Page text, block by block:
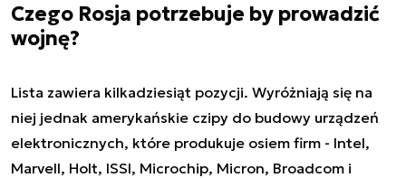
Czego Rosja potrzebuje by prowadzić
wojnę?
Lista zawiera kilkadziesiąt pozycji. Wyróżniają się na
niej jednak amerykańskie czipy do budowy urządzeń
elektronicznych, które produkuje osiem firm - Intel,
Marvell, Holt, ISSI, Microchip, Micron, Broadcom i